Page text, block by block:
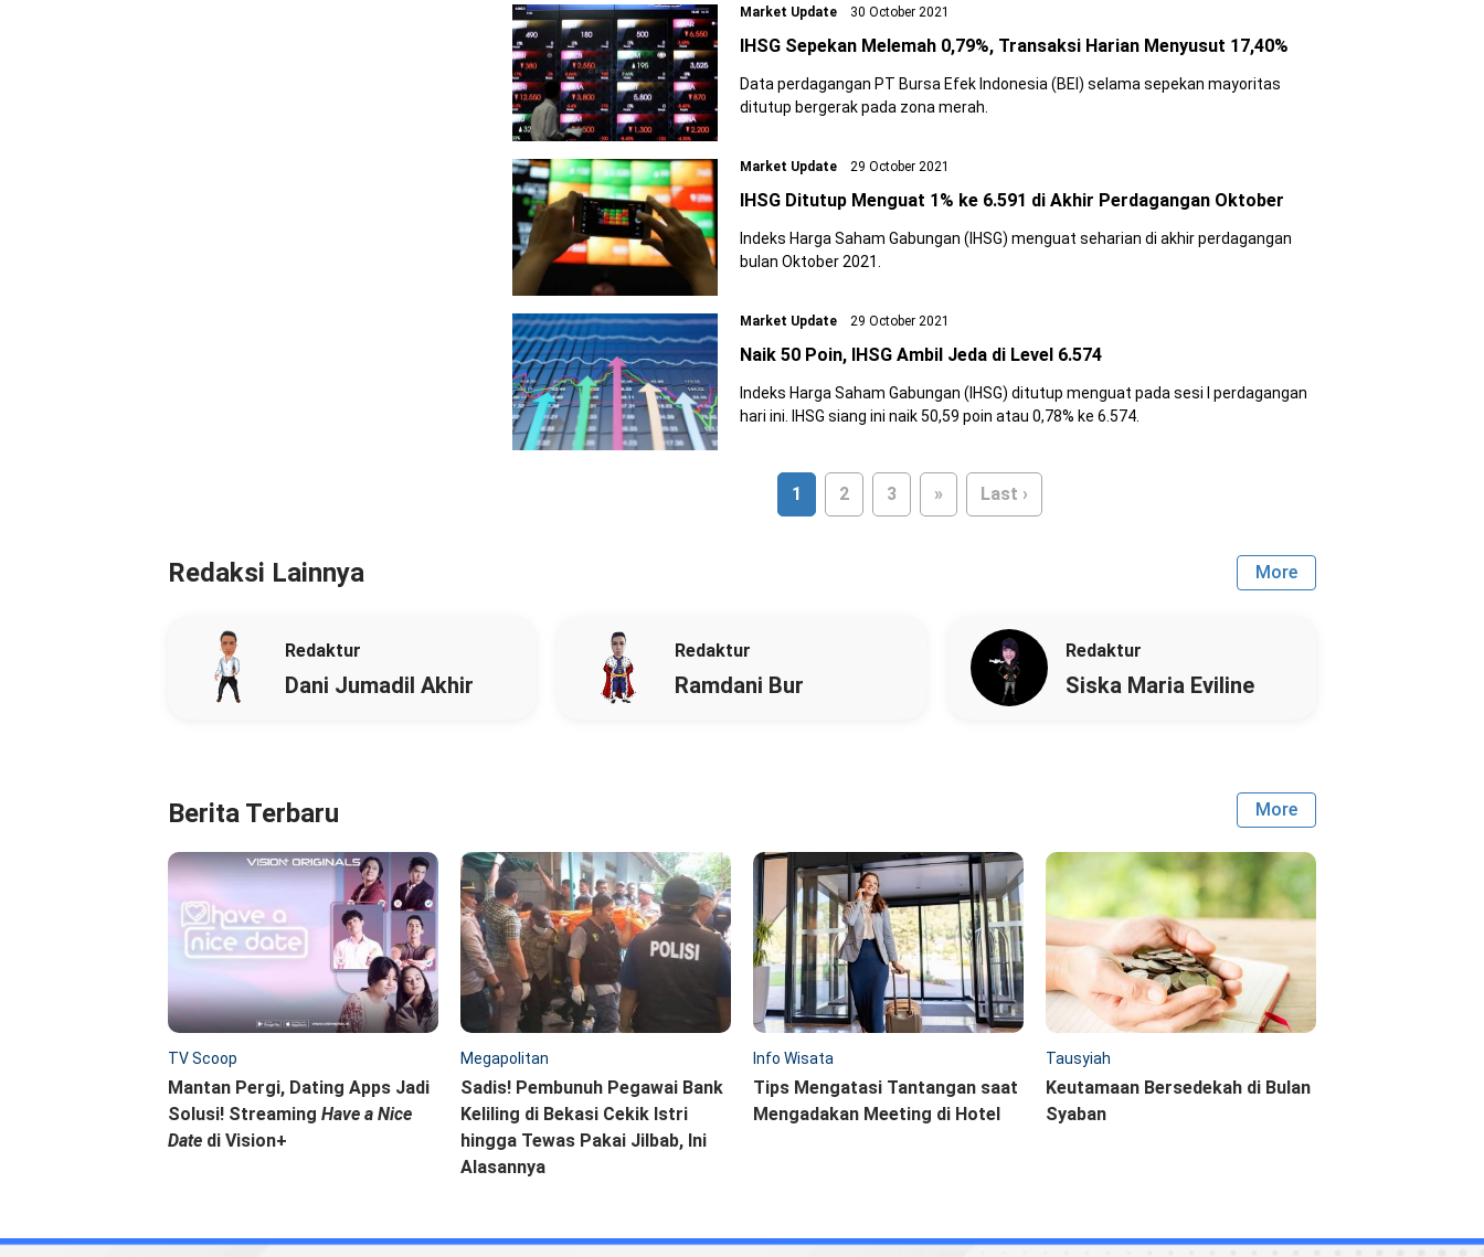
Market Update 30 October 2021
IHSG Sepekan Melemah 0,79%, Transaksi Harian Menyusut 17,40%
Data perdagangan PT Bursa Efek Indonesia (BEI) selama sepekan mayoritas
ditutup bergerak pada zona merah.
Market Update 29 October 2021
IHSG Ditutup Menguat 1% ke 6.591 di Akhir Perdagangan Oktober
Indeks Harga Saham Gabungan (IHSG) menguat seharian di akhir perdagangan
bulan Oktober 2021.
Market Update 29 October 2021
Naik 50 Poin, IHSG Ambil Jeda di Level 6.574
Indeks Harga Saham Gabungan (IHSG) ditutup menguat pada sesi I perdagangan
hari ini. IHSG siang ini naik 50,59 poin atau 0,78% ke 6.574.
1 2 3 » Last ›
Redaksi Lainnya More
Redaktur
Dani Jumadil Akhir
Redaktur
Ramdani Bur
Redaktur
Siska Maria Eviline
Berita Terbaru More
TV Scoop
Mantan Pergi, Dating Apps Jadi
Solusi! Streaming Have a Nice
Date di Vision+
Megapolitan
Sadis! Pembunuh Pegawai Bank
Keliling di Bekasi Cekik Istri
hingga Tewas Pakai Jilbab, Ini
Alasannya
Info Wisata
Tips Mengatasi Tantangan saat
Mengadakan Meeting di Hotel
Tausyiah
Keutamaan Bersedekah di Bulan
Syaban